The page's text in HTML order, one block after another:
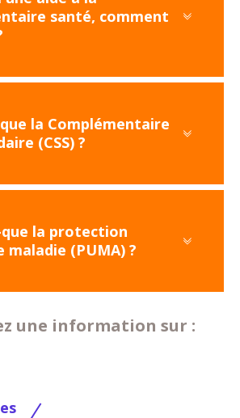
santé, comment
la Complémentaire
(CSS) ?
la protection
maladie (PUMA) ?
une information sur :